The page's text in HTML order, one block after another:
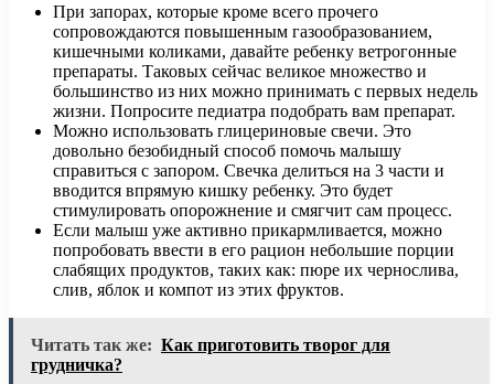
При запорах, которые кроме всего прочего
сопровождаются повышенным газообразованием,
кишечными коликами, давайте ребенку ветрогонные
препараты. Таковых сейчас великое множество и
большинство из них можно принимать с первых недель
жизни. Попросите педиатра подобрать вам препарат.
Можно использовать глицериновые свечи. Это
довольно безобидный способ помочь малышу
справиться с запором. Свечка делиться на 3 части и
вводится впрямую кишку ребенку. Это будет
стимулировать опорожнение и смягчит сам процесс.
Если малыш уже активно прикармливается, можно
попробовать ввести в его рацион небольшие порции
слабящих продуктов, таких как: пюре их чернослива,
слив, яблок и компот из этих фруктов.
Читать так же: Как приготовить творог для
грудничка?